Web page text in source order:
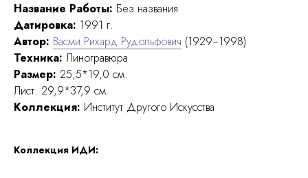
Название Работы: Без названия
Датировка: 1991 г.
Автор: Васми Рихард Рудольфович (1929−1998)
Техника: Линогравюра
Размер: 25,5*19,0 см.
Лист: 29,9*37,9 см.
Коллекция: Институт Другого Искусства
Коллекция ИДИ: